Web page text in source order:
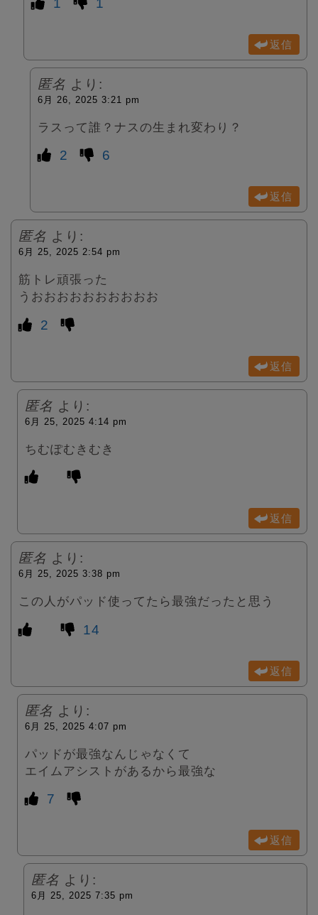
返信
匿名 より:
6月 26, 2025 3:21 pm
ラスって誰？ナスの生まれ変わり？
2 6
返信
匿名 より:
6月 25, 2025 2:54 pm
筋トレ頑張った
うおおおおおおおおおお
2
返信
匿名 より:
6月 25, 2025 4:14 pm
ちむぽむきむき
返信
匿名 より:
6月 25, 2025 3:38 pm
この人がパッド使ってたら最強だったと思う
14
返信
匿名 より:
6月 25, 2025 4:07 pm
パッドが最強なんじゃなくて
エイムアシストがあるから最強な
7
返信
匿名 より:
6月 25, 2025 7:35 pm